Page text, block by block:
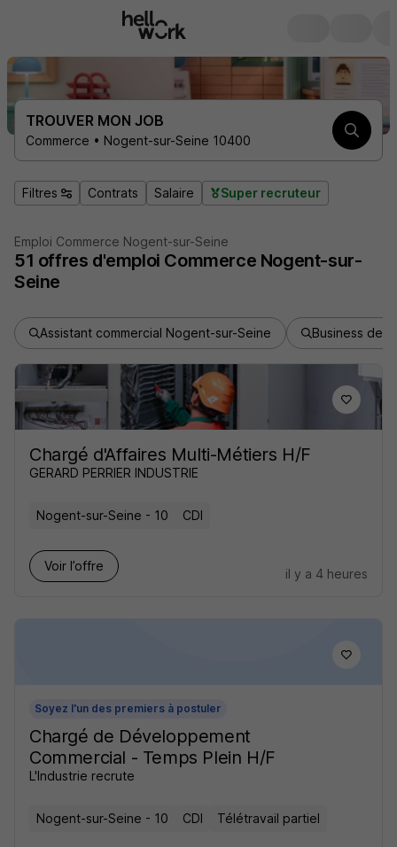
TROUVER MON JOB
Commerce • Nogent-sur-Seine 10400
Filtres Contrats Salaire Super recruteur
Emploi Commerce Nogent-sur-Seine
51 offres d'emploi Commerce Nogent-sur-
Seine
Assistant commercial Nogent-sur-Seine Business
Chargé d'Affaires Multi-Métiers H/F
GERARD PERRIER INDUSTRIE
Nogent-sur-Seine - 10 CDI
Voir l’offre
il y a 4 heures
Soyez l'un des premiers à postuler
Chargé de Développement
Commercial - Temps Plein H/F
L'Industrie recrute
Nogent-sur-Seine - 10 CDI Télétravail partiel